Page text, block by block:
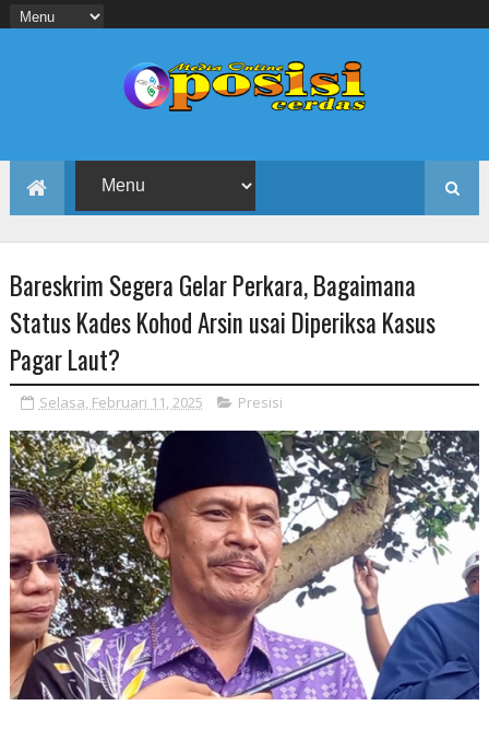
Bareskrim Segera Gelar Perkara, Bagaimana
Status Kades Kohod Arsin usai Diperiksa Kasus
Pagar Laut?
Selasa, Februari 11, 2025 Presisi